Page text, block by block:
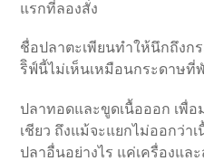
แรกที่ลองสั่ง
ชื่อปลาตะเพียนทำให้นึกถึงก
ริิฟ์นี้ไม่เห็นเหมือนกระดาษที่
ปลาทอดและขูดเนื้อออก เพื่อ
เชียว ถึงแม้จะแยกไม่ออกว่า
ปลาอื่นอย่างไร แค่เครื่องแ